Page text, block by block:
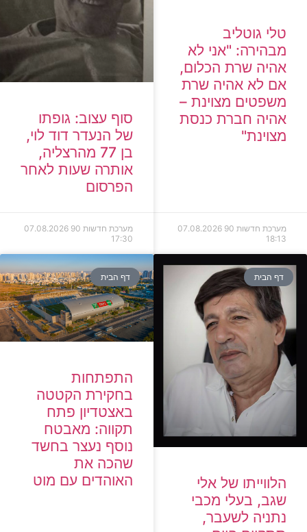
טלי גוטליב
מבהירה: "אני לא
אהיה שרת הכלום,
אם לא אהיה שרת
משפטים מצוינת –
אהיה חברת כנסת
מצוינת"
מערכת חדשות 90
07.08.2026
18:13
סוף עצוב: גופתו
של הנעדר דוד לוי,
בן 77 מהרצליה,
אותרה שעות לאחר
הפרסום
מערכת חדשות 90
07.08.2026
17:30
דף הבית
הלווייתו של אלי
שגב, בעלי מכבי
נתניה לשעבר,
דף הבית
התפתחות
בחקירת הקטטה
באצטדיון פתח
תקווה: מאבטח
נוסף נעצר בחשד
שהכה את
האוהדים עם מוט